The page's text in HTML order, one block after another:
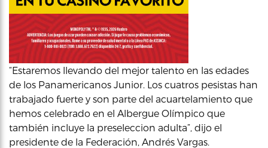
“Estaremos llevando del mejor talento en las edades
de los Panamericanos Junior. Los cuatros pesistas han
trabajado fuerte y son parte del acuartelamiento que
hemos celebrado en el Albergue Olímpico que
también incluye la preseleccion adulta”, dijo el
presidente de la Federación, Andrés Vargas.